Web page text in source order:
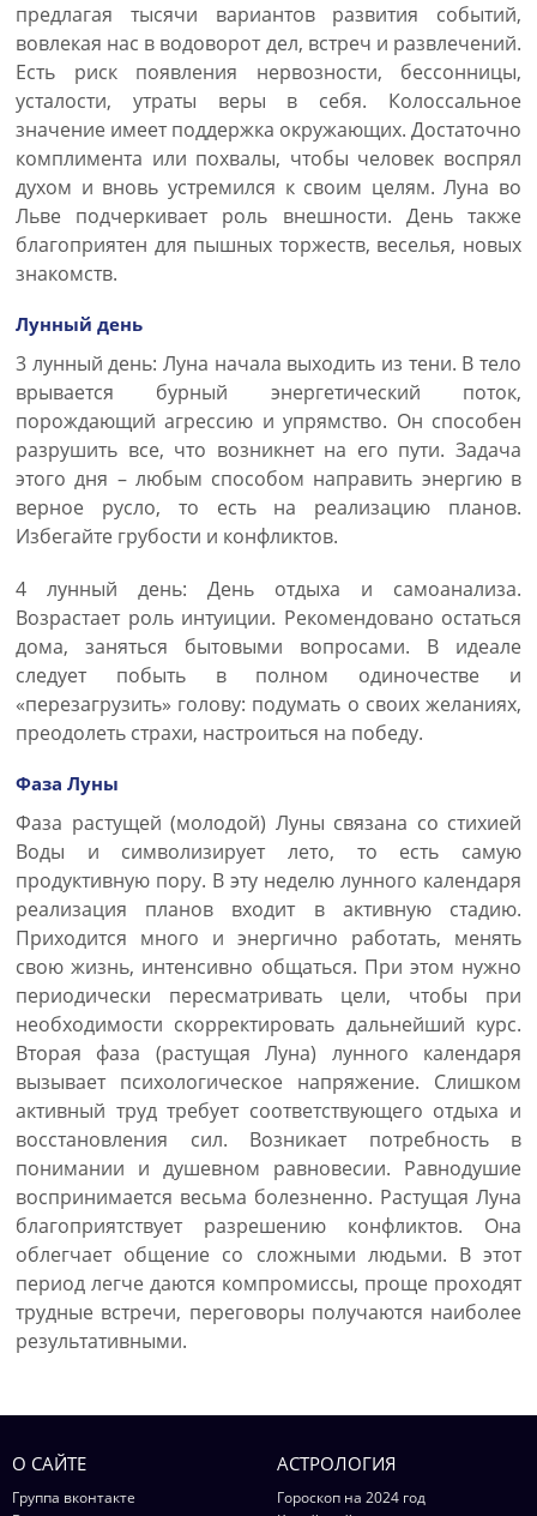
предлагая тысячи вариантов развития событий,
вовлекая нас в водоворот дел, встреч и развлечений.
Есть риск появления нервозности, бессонницы,
усталости, утраты веры в себя. Колоссальное
значение имеет поддержка окружающих. Достаточно
комплимента или похвалы, чтобы человек воспрял
духом и вновь устремился к своим целям. Луна во
Льве подчеркивает роль внешности. День также
благоприятен для пышных торжеств, веселья, новых
знакомств.
Лунный день
3 лунный день: Луна начала выходить из тени. В тело
врывается бурный энергетический поток,
порождающий агрессию и упрямство. Он способен
разрушить все, что возникнет на его пути. Задача
этого дня – любым способом направить энергию в
верное русло, то есть на реализацию планов.
Избегайте грубости и конфликтов.
4 лунный день: День отдыха и самоанализа.
Возрастает роль интуиции. Рекомендовано остаться
дома, заняться бытовыми вопросами. В идеале
следует побыть в полном одиночестве и
«перезагрузить» голову: подумать о своих желаниях,
преодолеть страхи, настроиться на победу.
Фаза Луны
Фаза растущей (молодой) Луны связана со стихией
Воды и символизирует лето, то есть самую
продуктивную пору. В эту неделю лунного календаря
реализация планов входит в активную стадию.
Приходится много и энергично работать, менять
свою жизнь, интенсивно общаться. При этом нужно
периодически пересматривать цели, чтобы при
необходимости скорректировать дальнейший курс.
Вторая фаза (растущая Луна) лунного календаря
вызывает психологическое напряжение. Слишком
активный труд требует соответствующего отдыха и
восстановления сил. Возникает потребность в
понимании и душевном равновесии. Равнодушие
воспринимается весьма болезненно. Растущая Луна
благоприятствует разрешению конфликтов. Она
облегчает общение со сложными людьми. В этот
период легче даются компромиссы, проще проходят
трудные встречи, переговоры получаются наиболее
результативными.
О САЙТЕ
Группа вконтакте
АСТРОЛОГИЯ
Гороскоп на 2024 год